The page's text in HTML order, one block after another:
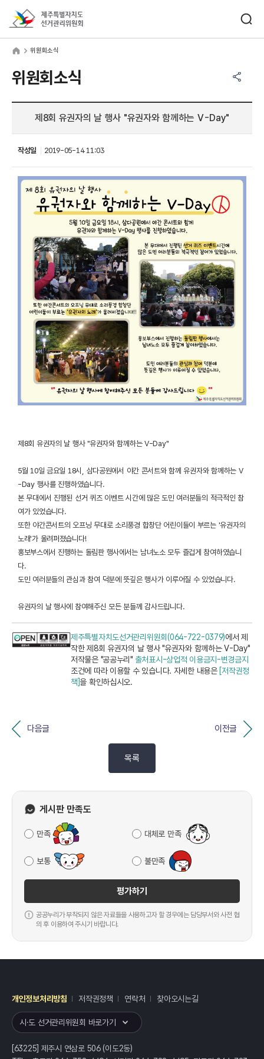
위원회소식
위원회소식
제8회 유권자의 날 행사 "유권자와 함께하는 V-Day"
작성일 2019-05-14 11:03
제8회 유권자의 날 행사 "유권자와 함께하는 V-Day"
5월 10일 금요일 18시, 삼다공원에서 야간 콘서트와 함께 유권자와 함께하는 V
-Day 행사를 진행하였습니다.
본 무대에서 진행된 선거 퀴즈 이벤트 시간에 많은 도민 여러분들의 적극적인 참
여가 있었습니다.
또한 야간콘서트의 오프닝 무대로 소리풍경 합창단 어린이들이 부르는 '유권자의
노래'가 울려퍼졌습니다!
홍보부스에서 진행하는 돌림판 행사에서는 남녀노소 모두 즐겁게 참여하였습니
다.
도민 여러분들의 관심과 참여 덕분에 뜻깊은 행사가 이루어질 수 있었습니다.
유권자의 날 행사에 참여해주신 모든 분들께 감사드립니다.
제주특별자치도선거관리위원회(064-722-0379)에서 제
작한 제8회 유권자의 날 행사 "유권자와 함께하는 V-Day"
저작물은 "공공누리" 출처표시-상업적 이용금지-변경금지
조건에 따라 이용할 수 있습니다. 자세한 내용은 [저작권정
책]을 확인하십시오.
다음글 이전글
목록
게시판 만족도
만족 대체로 만족
보통 불만족
평가하기
공공누리가 부착되지 않은 자료들을 사용하고자 할 경우에는 담당부서와 사전 협
의 후 이용하여 주시기 바랍니다.
개인정보처리방침 저작권정책 연락처 찾아오시는길
시·도 선거관리위원회 바로가기
[63225] 제주시 연삼로 506 (이도2동)